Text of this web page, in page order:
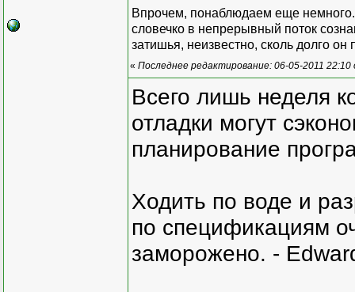
Впрочем, понаблюдаем еще немного.
словечко в непрерывный поток
затишья, неизвестно, сколь долго он
« Последнее редактирование: 06-05-2011
Всего лишь неделя
отладки могут
планирование
Ходить по воде и
по спецификациям
заморожено. -